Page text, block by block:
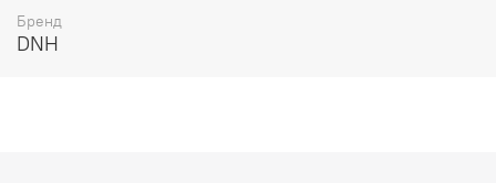
Бренд
DNH